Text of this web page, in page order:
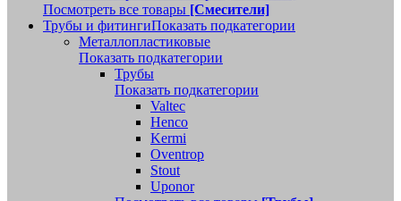
Посмотреть все товары [Смесители]
Трубы и фитингиПоказать подкатегории
Металлопластиковые
Показать подкатегории
Трубы
Показать подкатегории
Valtec
Henco
Kermi
Oventrop
Stout
Uponor